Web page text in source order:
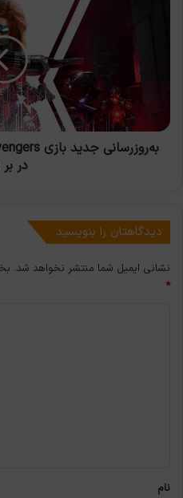
Avengers
محتوای
بر
دارد
در بر
دیدگاهتان را بنویسید
نشانی ایمیل شما منتشر نخواهد شد.
*
نام